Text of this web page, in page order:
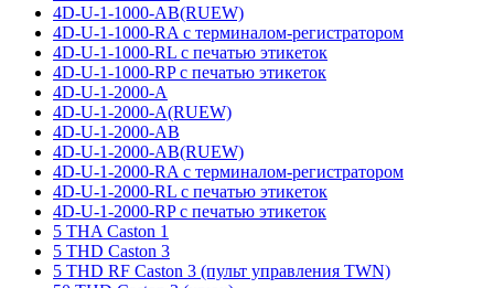
4D-U-1-1000-AB(RUEW)
4D-U-1-1000-RA с терминалом-регистратором
4D-U-1-1000-RL с печатью этикеток
4D-U-1-1000-RP с печатью этикеток
4D-U-1-2000-A
4D-U-1-2000-A(RUEW)
4D-U-1-2000-AB
4D-U-1-2000-AB(RUEW)
4D-U-1-2000-RA с терминалом-регистратором
4D-U-1-2000-RL с печатью этикеток
4D-U-1-2000-RP с печатью этикеток
5 THA Caston 1
5 THD Caston 3
5 THD RF Caston 3 (пульт управления TWN)